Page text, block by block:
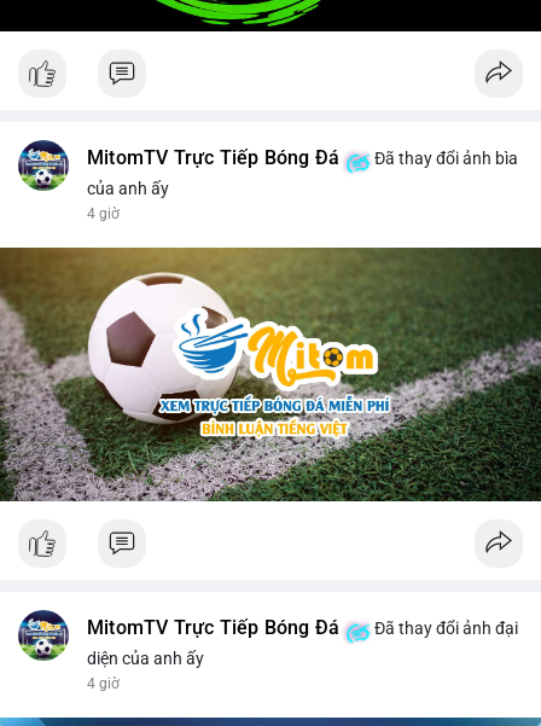
MitomTV Trực Tiếp Bóng Đá
Đã thay đổi ảnh bìa
của anh ấy
4 giờ
MitomTV Trực Tiếp Bóng Đá
Đã thay đổi ảnh đại
diện của anh ấy
4 giờ